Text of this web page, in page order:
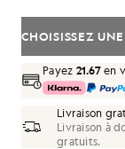
CHOISISSEZ
Payez 21.67en
Livraison
Livraison à
gratuits.